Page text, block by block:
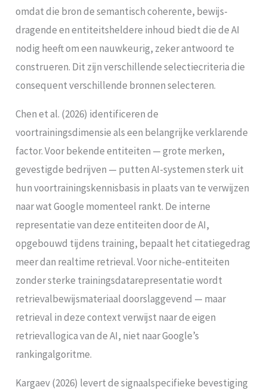
omdat die bron de semantisch coherente, bewijs-
dragende en entiteitsheldere inhoud biedt die de AI
nodig heeft om een nauwkeurig, zeker antwoord te
construeren. Dit zijn verschillende selectiecriteria die
consequent verschillende bronnen selecteren.
Chen et al. (2026) identificeren de
voortrainingsdimensie als een belangrijke verklarende
factor. Voor bekende entiteiten — grote merken,
gevestigde bedrijven — putten AI-systemen sterk uit
hun voortrainingskennisbasis in plaats van te verwijzen
naar wat Google momenteel rankt. De interne
representatie van deze entiteiten door de AI,
opgebouwd tijdens training, bepaalt het citatiegedrag
meer dan realtime retrieval. Voor niche-entiteiten
zonder sterke trainingsdatarepresentatie wordt
retrievalbewijsmateriaal doorslaggevend — maar
retrieval in deze context verwijst naar de eigen
retrievallogica van de AI, niet naar Google’s
rankingalgoritme.
Kargaev (2026) levert de signaalspecifieke bevestiging